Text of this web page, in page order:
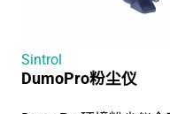
Sintrol
DumoPro粉尘仪